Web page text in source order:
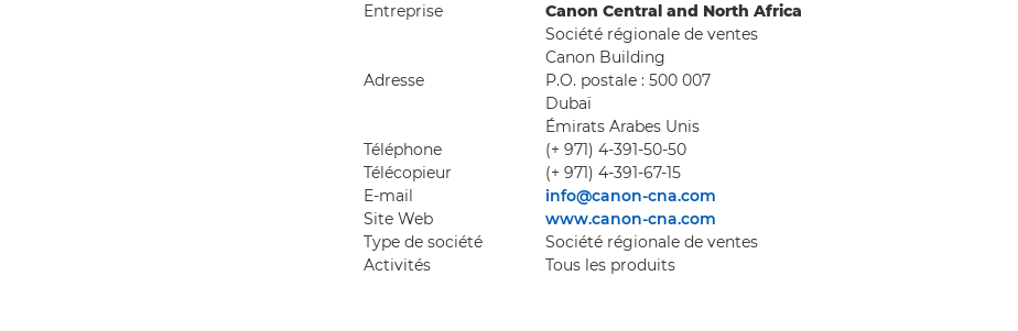
Entreprise Canon Central and North Africa
Adresse
Société régionale de ventes
Canon Building
P.O. postale : 500 007
Dubaï
Émirats Arabes Unis
Téléphone
(+ 971) 4-391-50-50
Télécopieur
(+ 971) 4-391-67-15
E-mail
info@canon-cna.com
Site Web
www.canon-cna.com
Type de société
Société régionale de ventes
Activités
Tous les produits